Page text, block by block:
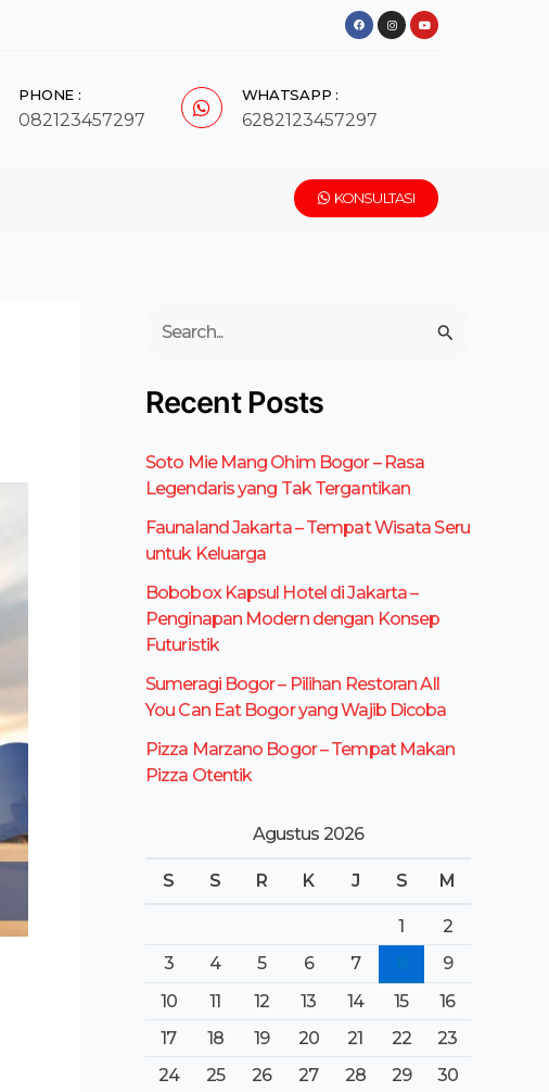
F
a
c
I
n
s
Y
o
u
PHONE :
082123457297
WHATSAPP :
6282123457297
KONSULTASI
r
u
n
u
Recent Posts
Soto Mie Mang Ohim Bogor – Rasa
Legendaris yang Tak Tergantikan
Faunaland Jakarta – Tempat Wisata Seru
untuk Keluarga
Bobobox Kapsul Hotel di Jakarta –
Penginapan Modern dengan Konsep
Futuristik
Sumeragi Bogor – Pilihan Restoran All
You Can Eat Bogor yang Wajib Dicoba
Pizza Marzano Bogor – Tempat Makan
Pizza Otentik
Agustus 2026
S S R K J S M
1
2
3
4 5 6 7
9
10
11 12 13 14 15
16
17
18 19 20 21 22
23
24
25 26 27 28 29
30